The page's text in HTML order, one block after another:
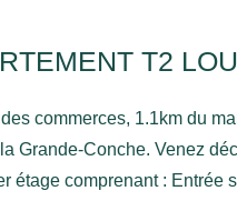
T2
commerces, 1.1km du
Grande-Conche. Venez
étage comprenant : Entrée